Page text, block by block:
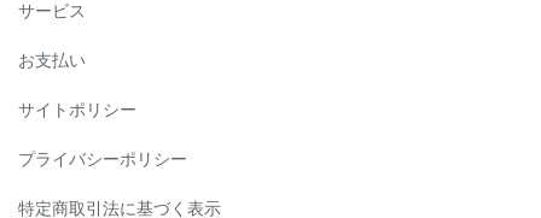
サービス
お支払い
サイトポリシー
プライバシーポリシー
特定商取引法に基づく表示